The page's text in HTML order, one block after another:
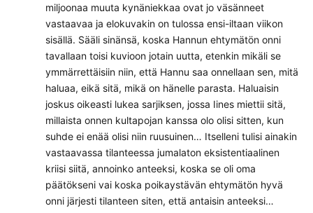
miljoonaa muuta kynäniekkaa ovat jo väsänneet
vastaavaa ja elokuvakin on tulossa ensi-iltaan viikon
sisällä. Sääli sinänsä, koska Hannun ehtymätön onni
tavallaan toisi kuvioon jotain uutta, etenkin mikäli se
ymmärrettäisiin niin, että Hannu saa onnellaan sen, mitä
haluaa, eikä sitä, mikä on hänelle parasta. Haluaisin
joskus oikeasti lukea sarjiksen, jossa Iines miettii sitä,
millaista onnen kultapojan kanssa olo olisi sitten, kun
suhde ei enää olisi niin ruusuinen… Itselleni tulisi ainakin
vastaavassa tilanteessa jumalaton eksistentiaalinen
kriisi siitä, annoinko anteeksi, koska se oli oma
päätökseni vai koska poikaystävän ehtymätön hyvä
onni järjesti tilanteen siten, että antaisin anteeksi…